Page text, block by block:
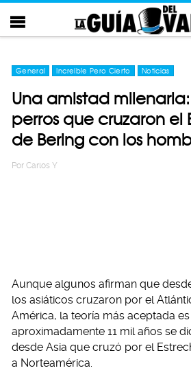
General Increíble Pero Cierto Noticias
Una amistad milenaria:
perros que cruzaron el
de Bering con los
Por Carlos Y
Aunque algunos afirman que
los asiáticos cruzaron por el
América, la teoría más aceptada
aproximadamente 11 mil años se
desde Asia que cruzó por el
a Norteamérica.